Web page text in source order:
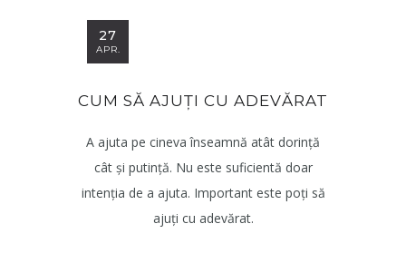
27
APR.
CUM SĂ AJUȚI CU ADEVĂRAT
A ajuta pe cineva înseamnă atât dorință
cât și putință. Nu este suficientă doar
intenția de a ajuta. Important este poți să
ajuți cu adevărat.